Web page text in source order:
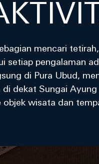
mencari
setiap pengalaman
di Pura Ubud,
dekat Sungai
objek wisata dan